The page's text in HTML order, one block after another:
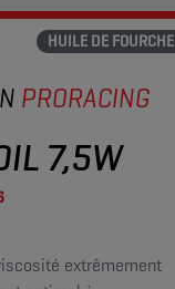
HUILE DE FOURCHE
PRORACING
7,5W
extrêmement